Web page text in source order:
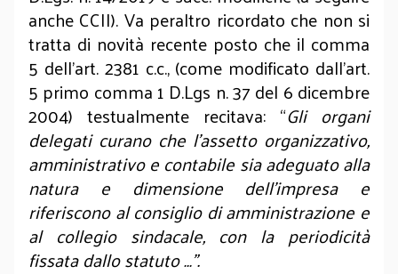
anche CCII). Va peraltro ricordato che non si
tratta di novità recente posto che il comma
5 dell’art. 2381 c.c., (come modificato dall’art.
5 primo comma 1 D.Lgs n. 37 del 6 dicembre
2004) testualmente recitava: “Gli organi
delegati curano che l’assetto organizzativo,
amministrativo e contabile sia adeguato alla
natura e dimensione dell’impresa e
riferiscono al consiglio di amministrazione e
al collegio sindacale, con la periodicità
fissata dallo statuto …”.